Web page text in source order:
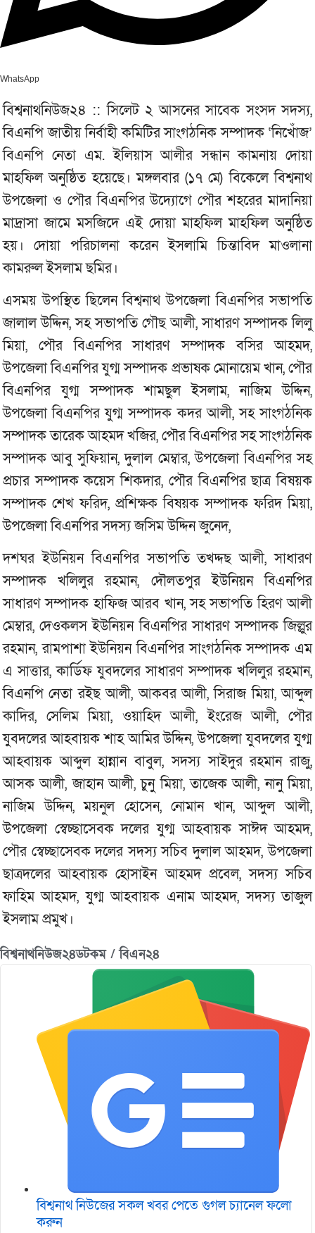
WhatsApp
বিশ্বনাথনিউজ২৪ :: সিলেট ২ আসনের সাবেক সংসদ সদস্য,
বিএনপি জাতীয় নির্বাহী কমিটির সাংগঠনিক সম্পাদক ‘নিখোঁজ’
বিএনপি নেতা এম. ইলিয়াস আলীর সন্ধান কামনায় দোয়া
মাহফিল অনুষ্ঠিত হয়েছে। মঙ্গলবার (১৭ মে) বিকেলে বিশ্বনাথ
উপজেলা ও পৌর বিএনপির উদ্যোগে পৌর শহরের মাদানিয়া
মাদ্রাসা জামে মসজিদে এই দোয়া মাহফিল মাহফিল অনুষ্ঠিত
হয়। দোয়া পরিচালনা করেন ইসলামি চিন্তাবিদ মাওলানা
কামরুল ইসলাম ছমির।
এসময় উপস্থিত ছিলেন বিশ্বনাথ উপজেলা বিএনপির সভাপতি
জালাল উদ্দিন, সহ সভাপতি গৌছ আলী, সাধারণ সম্পাদক লিলু
মিয়া, পৌর বিএনপির সাধারণ সম্পাদক বসির আহমদ,
উপজেলা বিএনপির যুগ্ম সম্পাদক প্রভাষক মোনায়েম খান, পৌর
বিএনপির যুগ্ম সম্পাদক শামছুল ইসলাম, নাজিম উদ্দিন,
উপজেলা বিএনপির যুগ্ম সম্পাদক কদর আলী, সহ সাংগঠনিক
সম্পাদক তারেক আহমদ খজির, পৌর বিএনপির সহ সাংগঠনিক
সম্পাদক আবু সুফিয়ান, দুলাল মেম্বার, উপজেলা বিএনপির সহ
প্রচার সম্পাদক কয়েস শিকদার, পৌর বিএনপির ছাত্র বিষয়ক
সম্পাদক শেখ ফরিদ, প্রশিক্ষক বিষয়ক সম্পাদক ফরিদ মিয়া,
উপজেলা বিএনপির সদস্য জসিম উদ্দিন জুনেদ,
দশঘর ইউনিয়ন বিএনপির সভাপতি তখদ্দছ আলী, সাধারণ
সম্পাদক খলিলুর রহমান, দৌলতপুর ইউনিয়ন বিএনপির
সাধারণ সম্পাদক হাফিজ আরব খান, সহ সভাপতি হিরণ আলী
মেম্বার, দেওকলস ইউনিয়ন বিএনপির সাধারণ সম্পাদক জিল্লুর
রহমান, রামপাশা ইউনিয়ন বিএনপির সাংগঠনিক সম্পাদক এম
এ সাত্তার, কার্ডিফ যুবদলের সাধারণ সম্পাদক খলিলুর রহমান,
বিএনপি নেতা রইছ আলী, আকবর আলী, সিরাজ মিয়া, আব্দুল
কাদির, সেলিম মিয়া, ওয়াহিদ আলী, ইংরেজ আলী, পৌর
যুবদলের আহবায়ক শাহ আমির উদ্দিন, উপজেলা যুবদলের যুগ্ম
আহবায়ক আব্দুল হান্নান বাবুল, সদস্য সাইদুর রহমান রাজু,
আসক আলী, জাহান আলী, চুনু মিয়া, তাজেক আলী, নানু মিয়া,
নাজিম উদ্দিন, ময়নুল হোসেন, নোমান খান, আব্দুল আলী,
উপজেলা স্বেচ্ছাসেবক দলের যুগ্ম আহবায়ক সাঈদ আহমদ,
পৌর স্বেচ্ছাসেবক দলের সদস্য সচিব দুলাল আহমদ, উপজেলা
ছাত্রদলের আহবায়ক হোসাইন আহমদ প্রবেল, সদস্য সচিব
ফাহিম আহমদ, যুগ্ম আহবায়ক এনাম আহমদ, সদস্য তাজুল
ইসলাম প্রমুখ।
বিশ্বনাথনিউজ২৪ডটকম / বিএন২৪
বিশ্বনাথ নিউজের সকল খবর পেতে গুগল চ‌্যানেল ফলো
করুন